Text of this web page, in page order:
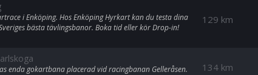
129 km
i Enköping. Hos Enköping Hyrkart kan du testa dina
bästa tävlingsbanor. Boka tid eller kör Drop-in!
134 km
enda gokartbana placerad vid racingbanan Gelleråsen.